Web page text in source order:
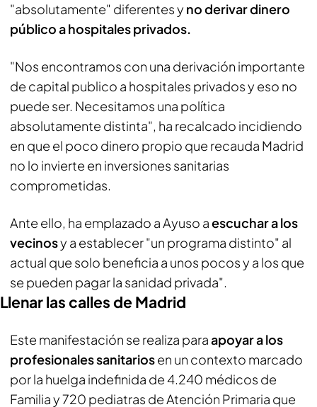
"absolutamente" diferentes y no derivar dinero
público a hospitales privados.
"Nos encontramos con una derivación importante
de capital publico a hospitales privados y eso no
puede ser. Necesitamos una política
absolutamente distinta", ha recalcado incidiendo
en que el poco dinero propio que recauda Madrid
no lo invierte en inversiones sanitarias
comprometidas.
Ante ello, ha emplazado a Ayuso aescuchar a los
vecinosy a establecer "un programa distinto" al
actual que solo beneficia a unos pocos y a los que
se pueden pagar la sanidad privada".
Llenar las calles de Madrid
Este manifestación se realiza paraapoyar a los
profesionales sanitariosen un contexto marcado
por la huelga indefinida de 4.240 médicos de
Familia y 720 pediatras de Atención Primaria que